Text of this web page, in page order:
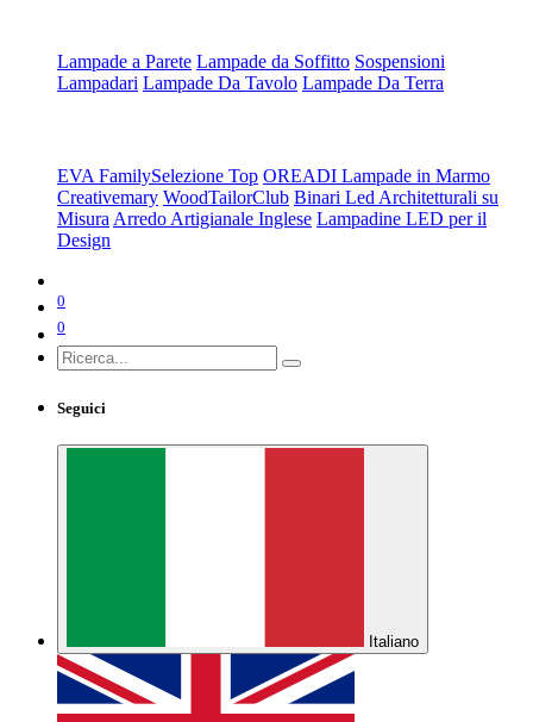
Lampade a Parete Lampade da Soffitto Sospensioni
Lampadari Lampade Da Tavolo Lampade Da Terra
EVA FamilySelezione Top OREADI Lampade in Marmo
Creativemary WoodTailorClub Binari Led Architetturali su
Misura Arredo Artigianale Inglese Lampadine LED per il
Design
0
0
Seguici
Italiano